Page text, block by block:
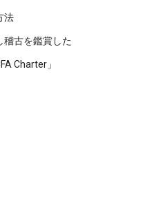
法
稽古を鑑賞した
Charter」